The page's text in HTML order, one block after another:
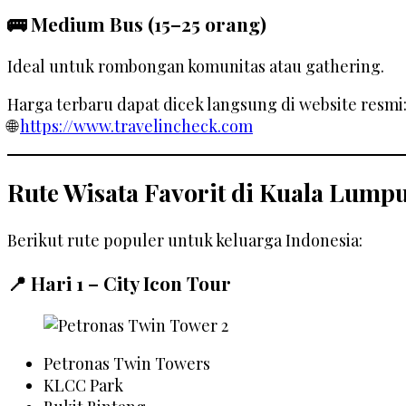
🚌 Medium Bus (15–25 orang)
Ideal untuk rombongan komunitas atau gathering.
Harga terbaru dapat dicek langsung di website resmi:
🌐https://www.travelincheck.com
Rute Wisata Favorit di Kuala
Berikut rute populer untuk keluarga Indonesia:
📍 Hari 1 – City Icon Tour
Petronas Twin Towers
KLCC Park